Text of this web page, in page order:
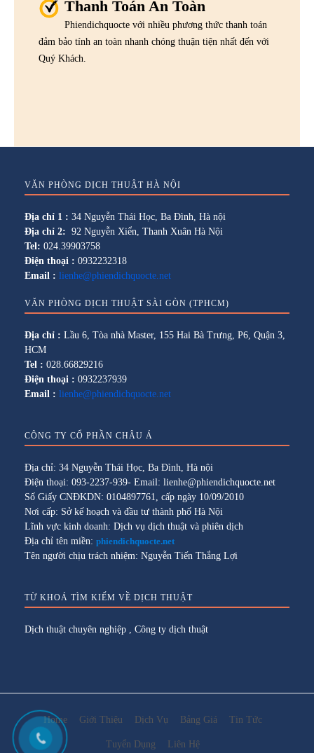
Thanh Toán An Toàn
Phiendichquocte với nhiều phương thức thanh toán
đảm bảo tính an toàn nhanh chóng thuận tiện nhất đến với
Quý Khách.
VĂN PHÒNG DỊCH THUẬT HÀ NỘI
Địa chỉ 1 : 34 Nguyễn Thái Học, Ba Đình, Hà nội
Địa chỉ 2: 92 Nguyễn Xiển, Thanh Xuân Hà Nội
Tel: 024.39903758
Điện thoại : 0932232318
Email : lienhe@phiendichquocte.net
VĂN PHÒNG DỊCH THUẬT SÀI GÒN (TPHCM)
Địa chỉ : Lầu 6, Tòa nhà Master, 155 Hai Bà Trưng, P6, Quận 3,
HCM
Tel : 028.66829216
Điện thoại : 0932237939
Email : lienhe@phiendichquocte.net
CÔNG TY CỔ PHẦN CHÂU Á
Địa chỉ: 34 Nguyễn Thái Học, Ba Đình, Hà nội
Điện thoại: 093-2237-939- Email: lienhe@phiendichquocte.net
Số Giấy CNĐKDN: 0104897761, cấp ngày 10/09/2010
Nơi cấp: Sở kế hoạch và đầu tư thành phố Hà Nội
Lĩnh vực kinh doanh: Dịch vụ dịch thuật và phiên dịch
Địa chỉ tên miền: phiendichquocte.net
Tên người chịu trách nhiệm: Nguyễn Tiến Thắng Lợi
TỪ KHOÁ TÌM KIẾM VỀ DỊCH THUẬT
Dịch thuật chuyên nghiệp Công ty dịch thuật
Home Giới Thiệu Dịch Vụ Bảng Giá Tin Tức
Tuyển Dụng Liên Hệ